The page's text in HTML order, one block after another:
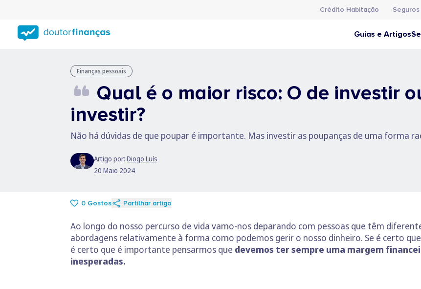
conteúdo
principal
Crédito Habitação Seguros
Guias e Artigos
Finanças pessoais
Qual é o maior risco: O de investir
investir?
Não há dúvidas de que poupar é importante. Mas investir as poupanças de uma forma
Artigo por: Diogo Luís
20 Maio 2024
0 Gostos Partilhar artigo
Ao longo do nosso percurso de vida vamo-nos deparando com pessoas que têm
abordagens relativamente à forma como podemos gerir o nosso dinheiro. Se é certo que
é certo que é importante pensarmos que devemos ter sempre uma margem
inesperadas.